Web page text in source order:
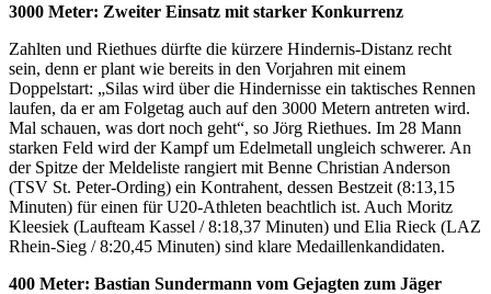
3000 Meter: Zweiter Einsatz mit starker Konkurrenz
Zahlten und Riethues dürfte die kürzere Hindernis-Distanz recht
sein, denn er plant wie bereits in den Vorjahren mit einem
Doppelstart: „Silas wird über die Hindernisse ein taktisches Rennen
laufen, da er am Folgetag auch auf den 3000 Metern antreten wird.
Mal schauen, was dort noch geht“, so Jörg Riethues. Im 28 Mann
starken Feld wird der Kampf um Edelmetall ungleich schwerer. An
der Spitze der Meldeliste rangiert mit Benne Christian Anderson
(TSV St. Peter-Ording) ein Kontrahent, dessen Bestzeit (8:13,15
Minuten) für einen für U20-Athleten beachtlich ist. Auch Moritz
Kleesiek (Laufteam Kassel / 8:18,37 Minuten) und Elia Rieck (LAZ
Rhein-Sieg / 8:20,45 Minuten) sind klare Medaillenkandidaten.
400 Meter: Bastian Sundermann vom Gejagten zum Jäger